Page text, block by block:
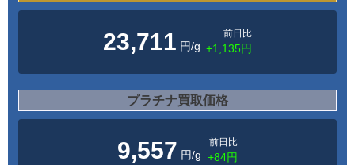
23,711 円/g
前日比
+1,135円
プラチナ買取価格
9,557 円/g
前日比
+84円